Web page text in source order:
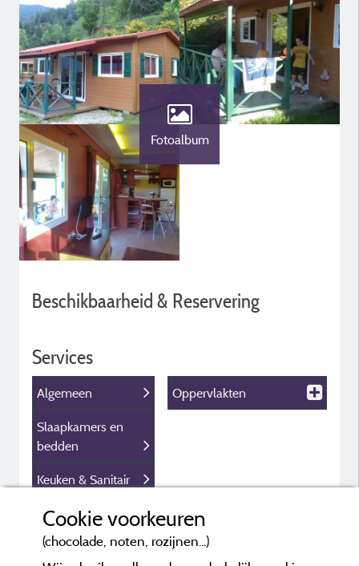
Fotoalbum
Beschikbaarheid & Reservering
Services
Algemeen
Slaapkamers en
bedden
Keuken & Sanitair
Binnenvoorzieningen
Buitenvoorzieningen
Oppervlakten
Cookie voorkeuren
(chocolade, noten, rozijnen...)